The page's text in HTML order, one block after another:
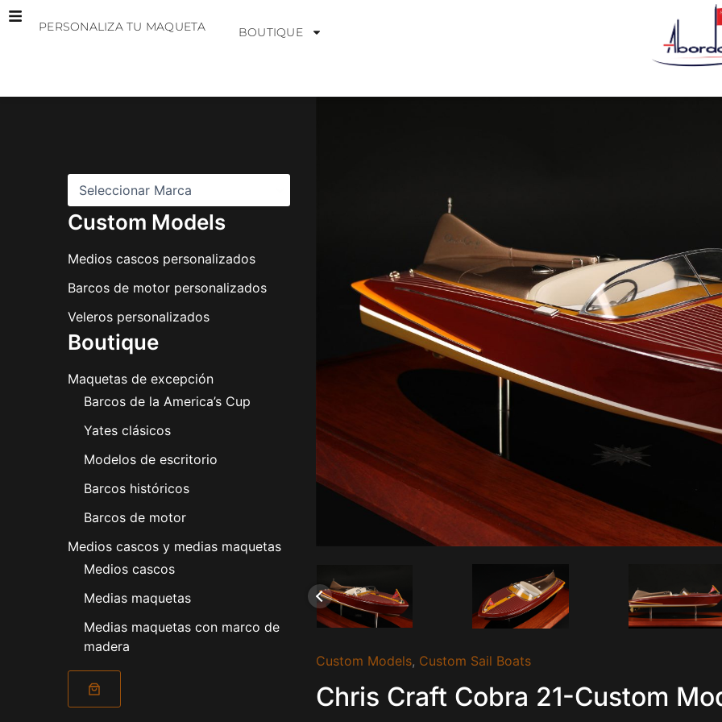
PERSONALIZA TU MAQUETA BOUTIQUE
Custom Models
Medios cascos personalizados
Barcos de motor personalizados
Veleros personalizados
Boutique
Maquetas de excepción
Barcos de la America’s Cup
Yates clásicos
Modelos de escritorio
Barcos históricos
Barcos de motor
Medios cascos y medias maquetas
Medios cascos
Medias maquetas
Medias maquetas con marco de
madera
Custom Models, Custom Sail Boats
Chris Craft Cobra 21-Custom